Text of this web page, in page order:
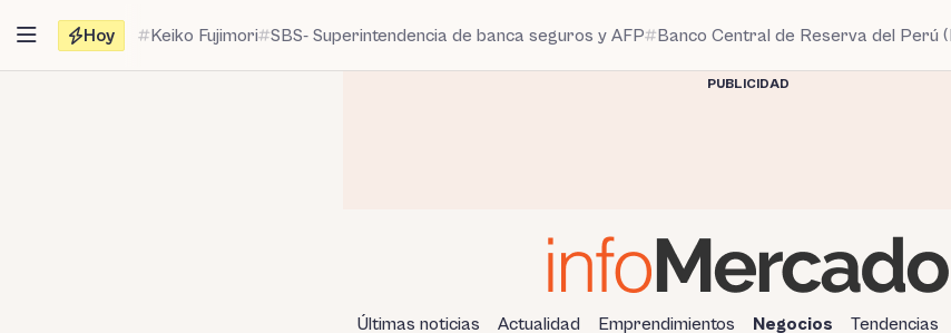
contenido
Hoy Keiko Fujimori SBS- Superintendencia de banca seguros y AFP Banco Central de Reserva del Perú
PUBLICIDAD
Últimas noticias Actualidad Emprendimientos Negocios Tendencias